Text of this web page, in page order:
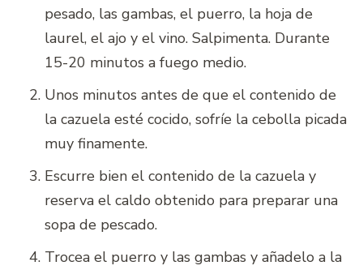
pesado, las gambas, el puerro, la hoja de
laurel, el ajo y el vino. Salpimenta. Durante
15-20 minutos a fuego medio.
Unos minutos antes de que el contenido de
la cazuela esté cocido, sofríe la cebolla picada
muy finamente.
Escurre bien el contenido de la cazuela y
reserva el caldo obtenido para preparar una
sopa de pescado.
Trocea el puerro y las gambas y añadelo a la